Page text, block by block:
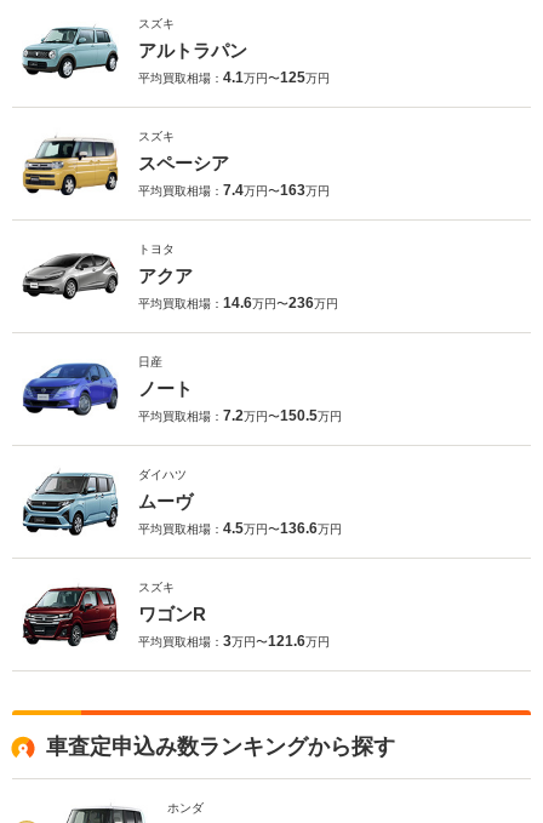
スズキ
アルトラパン
平均買取相場： 4.1万円〜125万円
スズキ
スペーシア
平均買取相場： 7.4万円〜163万円
トヨタ
アクア
平均買取相場： 14.6万円〜236万円
日産
ノート
平均買取相場： 7.2万円〜150.5万円
ダイハツ
ムーヴ
平均買取相場： 4.5万円〜136.6万円
スズキ
ワゴンR
平均買取相場： 3万円〜121.6万円
車査定申込み数ランキングから探す
ホンダ